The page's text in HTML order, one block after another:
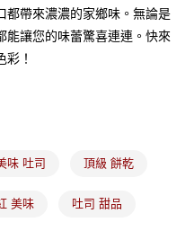
免運費
都帶來濃濃的家鄉味。無論是
能讓您的味蕾驚喜連連。快來
！
味 吐司 頂級 餅乾
美味 吐司 甜品